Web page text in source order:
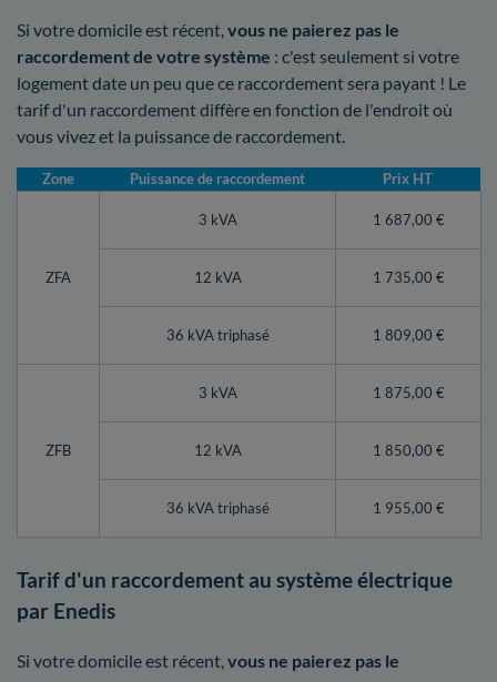
Si votre domicile est récent,vous ne paierez pas le
raccordement de votre système : c'est seulement si votre
logement date un peu que ce raccordement sera payant ! Le
tarif d'un raccordement diffère en fonction de l'endroit où
vous vivez et la puissance de raccordement.
Zone Puissance de raccordement Prix HT
ZFA
3 kVA 1 687,00 €
12 kVA 1 735,00 €
36 kVA triphasé 1 809,00 €
ZFB
3 kVA 1 875,00 €
12 kVA 1 850,00 €
36 kVA triphasé 1 955,00 €
Tarif d'un raccordement au système électrique
par Enedis
Si votre domicile est récent,vous ne paierez pas le